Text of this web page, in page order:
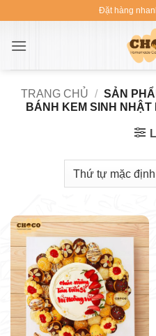
nội
Đặt hàng
TRANG CHỦ / SẢN
BÁNH KEM SINH NHẬT